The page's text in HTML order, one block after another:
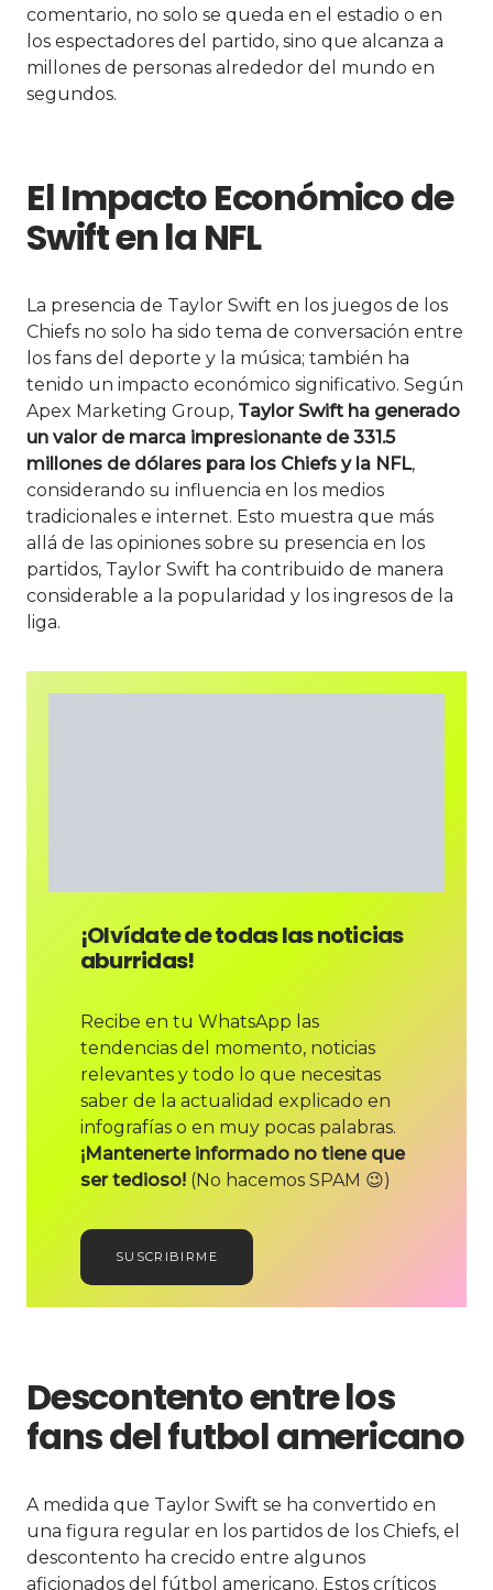
comentario, no solo se queda en el estadio o en
los espectadores del partido, sino que alcanza a
millones de personas alrededor del mundo en
segundos.
El Impacto Económico de
Swift en la NFL
La presencia de Taylor Swift en los juegos de los
Chiefs no solo ha sido tema de conversación entre
los fans del deporte y la música; también ha
tenido un impacto económico significativo. Según
Apex Marketing Group, Taylor Swift ha generado
un valor de marca impresionante de 331.5
millones de dólares para los Chiefs y la NFL,
considerando su influencia en los medios
tradicionales e internet. Esto muestra que más
allá de las opiniones sobre su presencia en los
partidos, Taylor Swift ha contribuido de manera
considerable a la popularidad y los ingresos de la
liga.
¡Olvídate de todas las noticias
aburridas!
Recibe en tu WhatsApp las
tendencias del momento, noticias
relevantes y todo lo que necesitas
saber de la actualidad explicado en
infografías o en muy pocas palabras.
¡Mantenerte informado no tiene que
ser tedioso!(No hacemos SPAM 😉)
SUSCRIBIRME
Descontento entre los
fans del futbol americano
A medida que Taylor Swift se ha convertido en
una figura regular en los partidos de los Chiefs, el
descontento ha crecido entre algunos
aficionados del fútbol americano. Estos críticos